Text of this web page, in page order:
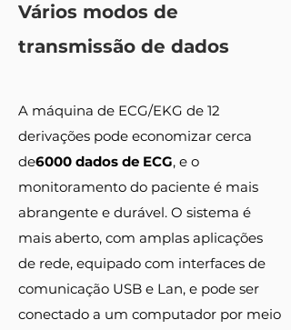
Vários modos de
transmissão de dados
A máquina de ECG/EKG de 12
derivações pode economizar cerca
de6000 dados de ECG, e o
monitoramento do paciente é mais
abrangente e durável. O sistema é
mais aberto, com amplas aplicações
de rede, equipado com interfaces de
comunicação USB e Lan, e pode ser
conectado a um computador por meio